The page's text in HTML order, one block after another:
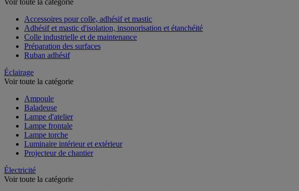
Accessoires pour colle, adhésif et mastic
Adhésif et mastic d'isolation, insonorisation et étanchéité
Colle industrielle et de maintenance
Préparation des surfaces
Ruban adhésif
Éclairage
Voir toute la catégorie
Ampoule
Baladeuse
Lampe d'atelier
Lampe frontale
Lampe torche
Luminaire intérieur et extérieur
Projecteur de chantier
Électricité
Voir toute la catégorie